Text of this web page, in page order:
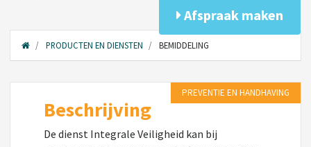
Afspraak maken
PRODUCTEN EN DIENSTEN BEMIDDELING
PREVENTIE EN HANDHAVING
Beschrijving
De dienst Integrale Veiligheid kan bij